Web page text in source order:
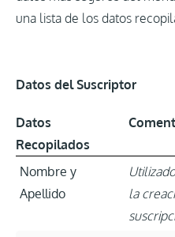
una lista de los datos
Datos del Suscriptor
Datos
Recopilados
Nombre y
Apellido
la